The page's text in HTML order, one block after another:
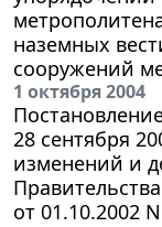
наземных
сооружений
1 октября 2004
28 сентября
изменений и
от 01.10.2002